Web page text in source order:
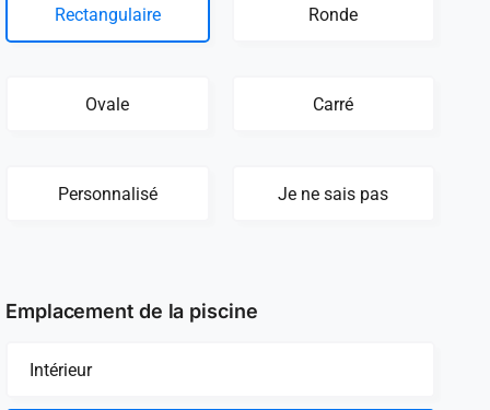
Rectangulaire Ronde
Ovale Carré
Personnalisé Je ne sais pas
Emplacement de la piscine
Intérieur